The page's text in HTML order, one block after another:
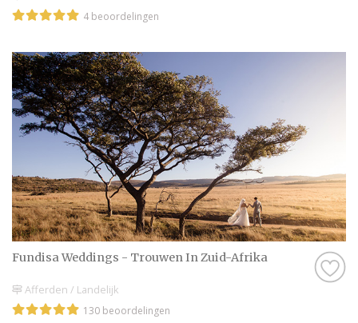
4 beoordelingen
Fundisa Weddings - Trouwen In Zuid-Afrika
Afferden / Landelijk
130 beoordelingen